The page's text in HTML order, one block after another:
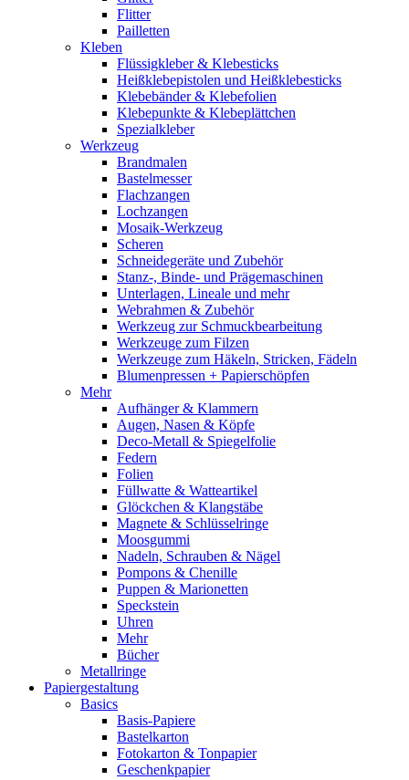
Flitter
Pailletten
Kleben
Flüssigkleber & Klebesticks
Heißklebepistolen und Heißklebesticks
Klebebänder & Klebefolien
Klebepunkte & Klebeplättchen
Spezialkleber
Werkzeug
Brandmalen
Bastelmesser
Flachzangen
Lochzangen
Mosaik-Werkzeug
Scheren
Schneidegeräte und Zubehör
Stanz-, Binde- und Prägemaschinen
Unterlagen, Lineale und mehr
Webrahmen & Zubehör
Werkzeug zur Schmuckbearbeitung
Werkzeuge zum Filzen
Werkzeuge zum Häkeln, Stricken, Fädeln
Blumenpressen + Papierschöpfen
Mehr
Aufhänger & Klammern
Augen, Nasen & Köpfe
Deco-Metall & Spiegelfolie
Federn
Folien
Füllwatte & Watteartikel
Glöckchen & Klangstäbe
Magnete & Schlüsselringe
Moosgummi
Nadeln, Schrauben & Nägel
Pompons & Chenille
Puppen & Marionetten
Speckstein
Uhren
Mehr
Bücher
Metallringe
Papiergestaltung
Basics
Basis-Papiere
Bastelkarton
Fotokarton & Tonpapier
Geschenkpapier